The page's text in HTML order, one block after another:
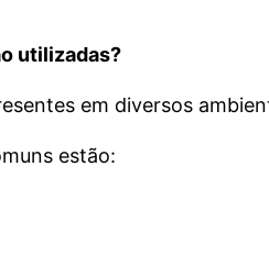
utilizadas?
em diversos
estão: